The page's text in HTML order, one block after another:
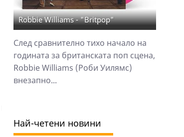
Robbie Williams - "Britpop"
След сравнително тихо начало на
годината за британската поп сцена,
Robbie Williams (Роби Уилямс)
внезапно...
Най-четени новини